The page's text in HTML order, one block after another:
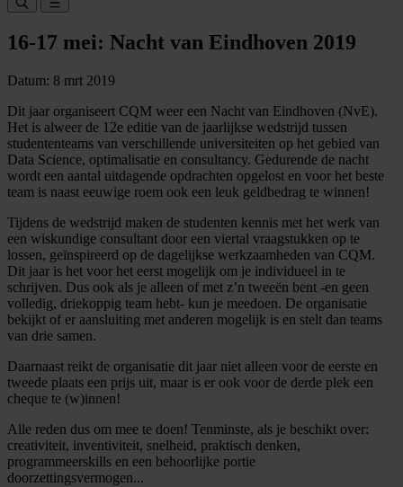
16-17 mei: Nacht van Eindhoven 2019
Datum: 8 mrt 2019
Dit jaar organiseert CQM weer een Nacht van Eindhoven (NvE).
Het is alweer de 12e editie van de jaarlijkse wedstrijd tussen
studententeams van verschillende universiteiten op het gebied van
Data Science, optimalisatie en consultancy. Gedurende de nacht
wordt een aantal uitdagende opdrachten opgelost en voor het beste
team is naast eeuwige roem ook een leuk geldbedrag te winnen!
Tijdens de wedstrijd maken de studenten kennis met het werk van
een wiskundige consultant door een viertal vraagstukken op te
lossen, geïnspireerd op de dagelijkse werkzaamheden van CQM.
Dit jaar is het voor het eerst mogelijk om je individueel in te
schrijven. Dus ook als je alleen of met z’n tweeën bent -en geen
volledig, driekoppig team hebt- kun je meedoen. De organisatie
bekijkt of er aansluiting met anderen mogelijk is en stelt dan teams
van drie samen.
Daarnaast reikt de organisatie dit jaar niet alleen voor de eerste en
tweede plaats een prijs uit, maar is er ook voor de derde plek een
cheque te (w)innen!
Alle reden dus om mee te doen! Tenminste, als je beschikt over:
creativiteit, inventiviteit, snelheid, praktisch denken,
programmeerskills en een behoorlijke portie
doorzettingsvermogen...